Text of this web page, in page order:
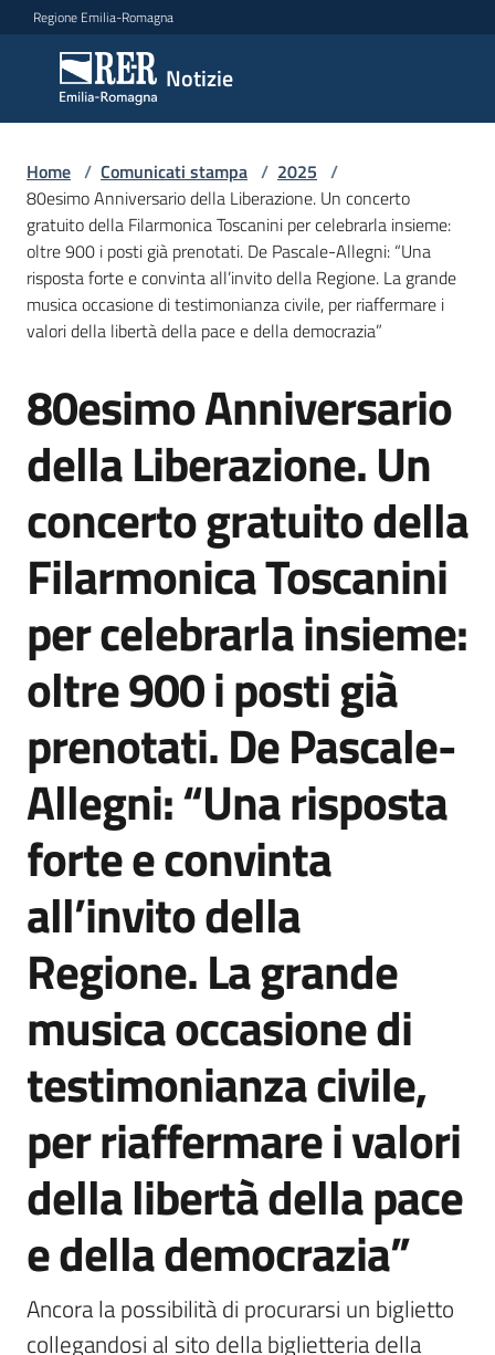
Vai al contenuto
Vai alla navigazione
Vai al footer
Regione Emilia-Romagna
Notizie
Notizie
Comunicati
stampa
Menu selezionato
Cerca
un
comunicato
Agenzia
di
informazione
e
Seguici
su
Home / Comunicati stampa / 2025 /
80esimo Anniversario della Liberazione. Un concerto
gratuito della Filarmonica Toscanini per celebrarla insieme:
oltre 900 i posti già prenotati. De Pascale-Allegni: “Una
risposta forte e convinta all’invito della Regione. La grande
musica occasione di testimonianza civile, per riaffermare i
valori della libertà della pace e della democrazia”
Salta al contenuto
80esimo Anniversario
della Liberazione. Un
concerto gratuito della
Filarmonica Toscanini
per celebrarla insieme:
oltre 900 i posti già
prenotati. De Pascale-
Allegni: “Una risposta
forte e convinta
all’invito della
Regione. La grande
musica occasione di
testimonianza civile,
per riaffermare i valori
della libertà della pace
e della democrazia”
Ancora la possibilità di procurarsi un biglietto
collegandosi al sito della biglietteria della